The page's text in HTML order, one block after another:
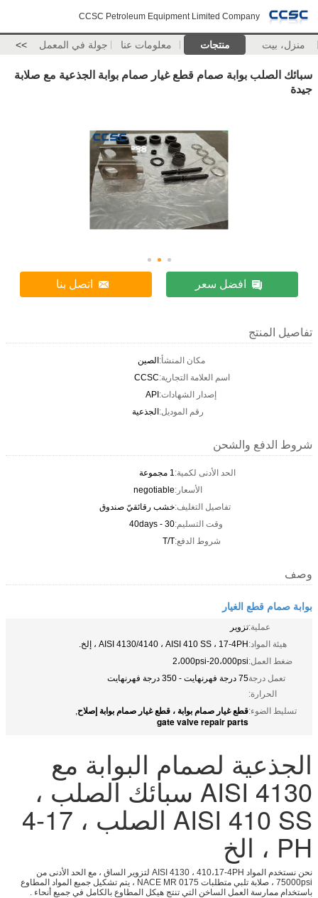
CCSC Petroleum Equipment Limited Company
منزل، بيت منتجات معلومات عنا جولة في المعمل >>
سبائك الصلب بوابة صمام قطع غيار صمام بوابة الجذعية مع صلابة
جيدة
افضل سعر اتصل بنا
تفاصيل المنتج
مكان المنشأ:الصين
اسم العلامة التجارية:CCSC
إصدار الشهادات:API
رقم الموديل:الجذعية
شروط الدفع والشحن
الحد الأدنى لكمية:1 مجموعة
الأسعار:negotiable
تفاصيل التغليف:خشب رقائقيّ صندوق
وقت التسليم:30 - 40days
شروط الدفع:T/T
وصف
بوابة صمام قطع الغيار
عملية:تزوير
هيئة المواد:AISI 4130/4140 ، AISI 410 SS ، 17-4PH ، إلخ.
ضغط العمل:2،000psi-20،000psi
تعمل درجة
الحرارة:
75 درجة فهرنهايت - 350 درجة فهرنهايت
تسليط الضوء:قطع غيار صمام بوابة ، قطع غيار صمام بوابة إصلاح,
gate valve repair parts
الجذعية لصمام البوابة مع
AISI 4130 سبائك الصلب ،
AISI 410 SS الصلب ، 17-4
PH ، الخ
نحن نستخدم المواد AISI 4130 ، 410،17-4PH لتزوير الساق ، مع الحد الأدنى من
75000psi ، صلابة تلبي متطلبات NACE MR 0175 ، يتم تشكيل جميع المواد المطاوع
باستخدام ممارسة العمل الساخن التي تنتج هيكل المطاوع بالكامل في جميع أنحاء .